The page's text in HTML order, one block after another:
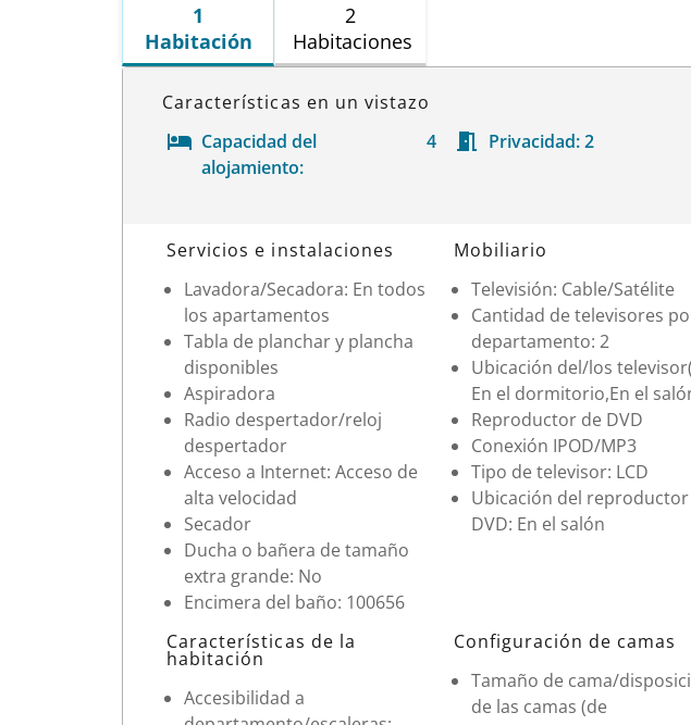
1
Habitación
2
Habitaciones
Características en un vistazo
Capacidad del
alojamiento:
4 Privacidad: 2
Datos de la habitación
Servicios e instalaciones
Lavadora/Secadora: En todos
los apartamentos
Tabla de planchar y plancha
disponibles
Aspiradora
Radio despertador/reloj
despertador
Acceso a Internet: Acceso de
alta velocidad
Secador
Ducha o bañera de tamaño
extra grande: No
Encimera del baño: 100656
Mobiliario
Televisión: Cable/Satélite
Cantidad de televisores
departamento: 2
Ubicación del/los
En el dormitorio,En el
Reproductor de DVD
Conexión IPOD/MP3
Tipo de televisor: LCD
Ubicación del reproductor
DVD: En el salón
Características de la
habitación
Accesibilidad a
Configuración de camas
Tamaño de cama/
de las camas (de